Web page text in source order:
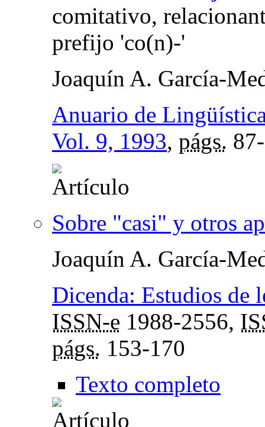
comitativo,
prefijo 'co(n)-'
Joaquín A. García-
Anuario de
Vol. 9, 1993, págs.
Sobre "casi" y otros
Joaquín A. García-
Dicenda: Estudios de
ISSN-e 1988-2556,
págs. 153-170
Texto completo